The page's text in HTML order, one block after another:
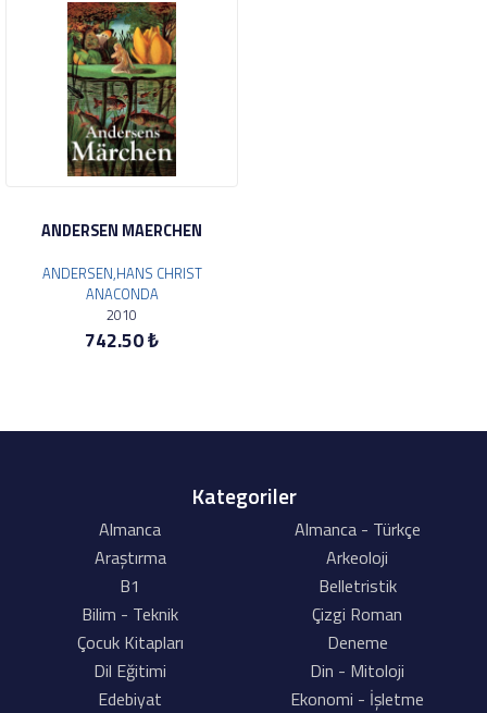
ANDERSEN MAERCHEN
ANDERSEN,HANS CHRIST
ANACONDA
2010
742.50 ₺
Kategoriler
Almanca
Almanca - Türkçe
Araştırma
Arkeoloji
B1
Belletristik
Bilim - Teknik
Çizgi Roman
Çocuk Kitapları
Deneme
Dil Eğitimi
Din - Mitoloji
Edebiyat
Ekonomi - İşletme